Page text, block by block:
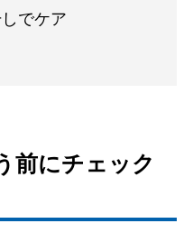
でケア
前にチェック